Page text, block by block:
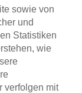
sowie von
und
Statistiken
wie
verfolgen mit